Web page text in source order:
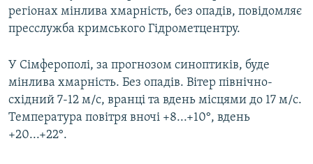
Усі сайти RFE/RL
регіонах мінлива хмарність, без опадів, повідомляє
пресслужба кримського Гідрометцентру.
У Сімферополі, за прогнозом синоптиків, буде
мінлива хмарність. Без опадів. Вітер північно-
східний 7-12 м/с, вранці та вдень місцями до 17 м/с.
Температура повітря вночі +8...+10°, вдень
+20...+22°.